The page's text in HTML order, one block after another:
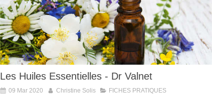
Les Huiles Essentielles - Dr Valnet
09 Mar 2020 Christine Solis FICHES PRATIQUES